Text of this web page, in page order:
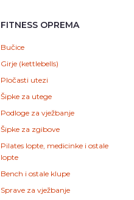
FITNESS OPREMA
Bučice
Girje (kettlebells)
Pločasti utezi
Šipke za utege
Podloge za vježbanje
Šipke za zgibove
Pilates lopte, medicinke i ostale
lopte
Bench i ostale klupe
Sprave za vježbanje